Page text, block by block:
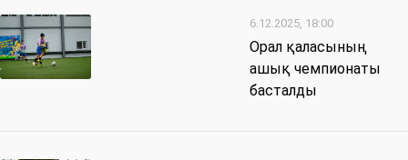
6.12.2025, 18:00
Орал қаласының
ашық чемпионаты
басталды